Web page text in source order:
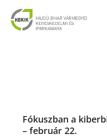
Fókuszban a
– február 22.